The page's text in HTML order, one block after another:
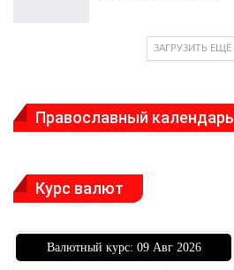
ЗАГРУЗИТЬ ЕЩЁ
Православный календарь
Курс валют
Bалютный курс: 09 Авг 2026